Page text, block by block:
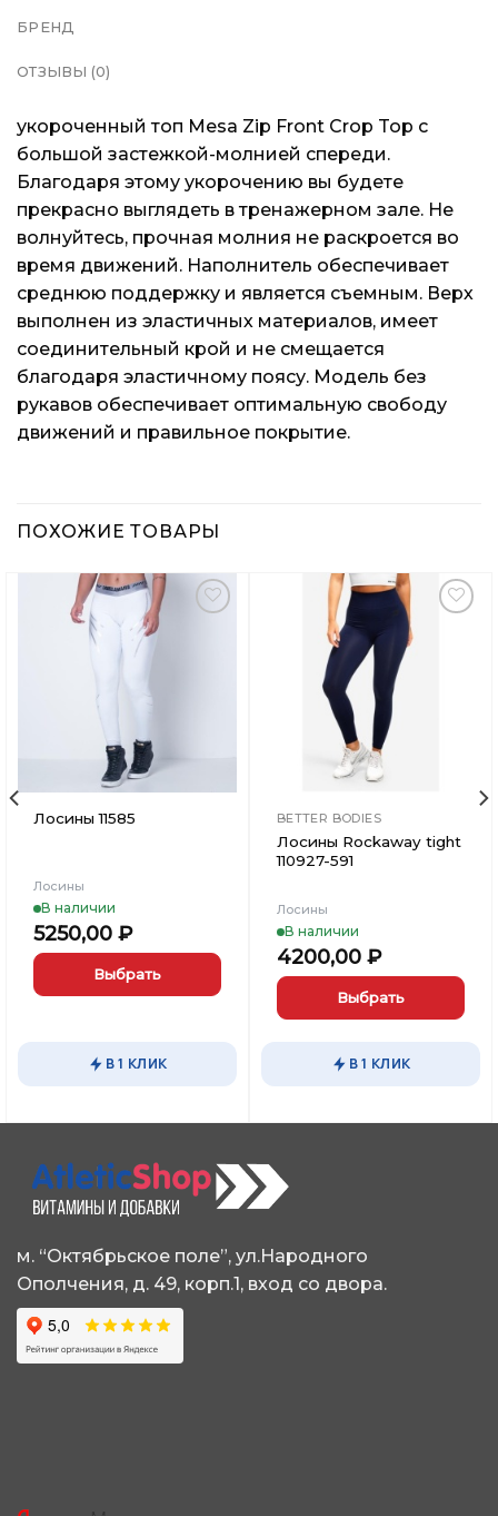
БРЕНД
ОТЗЫВЫ (0)
укороченный топ Mesa Zip Front Crop Top с
большой застежкой-молнией спереди.
Благодаря этому укорочению вы будете
прекрасно выглядеть в тренажерном зале. Не
волнуйтесь, прочная молния не раскроется во
время движений. Наполнитель обеспечивает
среднюю поддержку и является съемным. Верх
выполнен из эластичных материалов, имеет
соединительный крой и не смещается
благодаря эластичному поясу. Модель без
рукавов обеспечивает оптимальную свободу
движений и правильное покрытие.
ПОХОЖИЕ ТОВАРЫ
Лосины 11585
Лосины
В наличии
5250,00 ₽
Выбрать
несколько
Опции
выбрать
на
странице
В 1 КЛИК
Добавить
BETTER BODIES
Лосины Rockaway tight
110927-591
Лосины
В наличии
4200,00 ₽
Выбрать
вариаций.
можно
выбрать
товара.
В 1 КЛИК
м. “Октябрьское поле”, ул.Народного
Ополчения, д. 49, корп.1, вход со двора.